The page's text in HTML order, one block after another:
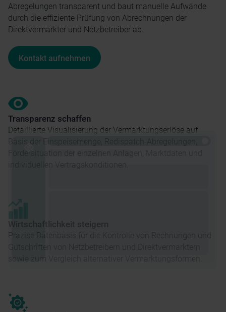
Abregelungen transparent und baut manuelle Aufwände
durch die effiziente Prüfung von Abrechnungen der
Direktvermarkter und Netzbetreiber ab.
Kontakt aufnehmen
Transparenz schaffen
Detaillierte Visualisierung der Vermarktungserlöse auf
Basis der Einspeisemenge, Redispatch-Abregelungen,
Fördersituation der einzelnen Anlagen, Marktdaten und
individuellen Vertragskonditionen.
sowie zum Vergleich alternativer Vermarktungsformen.